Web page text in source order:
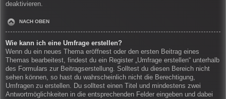
deaktivieren.
NACH OBEN
Wie kann ich eine Umfrage erstellen?
Wenn du ein neues Thema eröffnest oder den ersten Beitrag eines
Themas bearbeitest, findest du ein Register „Umfrage erstellen“ unterhalb
des Formulars zur Beitragserstellung. Solltest du diesen Bereich nicht
sehen können, so hast du wahrscheinlich nicht die Berechtigung,
Umfragen zu erstellen. Du solltest einen Titel und mindestens zwei
Antwortmöglichkeiten in die entsprechenden Felder eingeben und dabei